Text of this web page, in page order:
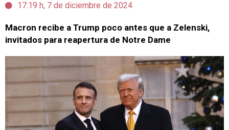
17:19 h, 7 de diciembre de 2024
Macron recibe a Trump poco antes que a Zelenski,
invitados para reapertura de Notre Dame